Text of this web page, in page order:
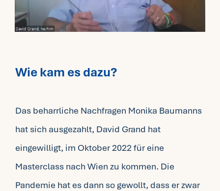
News
Mein Account
Wie kam es dazu?
Das beharrliche Nachfragen Monika Baumanns
hat sich ausgezahlt, David Grand hat
eingewilligt, im Oktober 2022 für eine
Masterclass nach Wien zu kommen. Die
Pandemie hat es dann so gewollt, dass er zwar